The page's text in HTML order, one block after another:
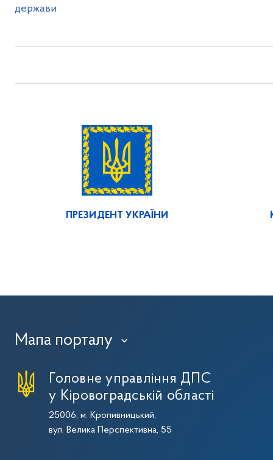
держави
ПРЕЗИДЕНТ УКРАЇНИ
Мапа порталу ›
Головне управління ДПС
у Кіровоградській області
25006, м. Кропивницький,
вул. Велика Перспективна, 55